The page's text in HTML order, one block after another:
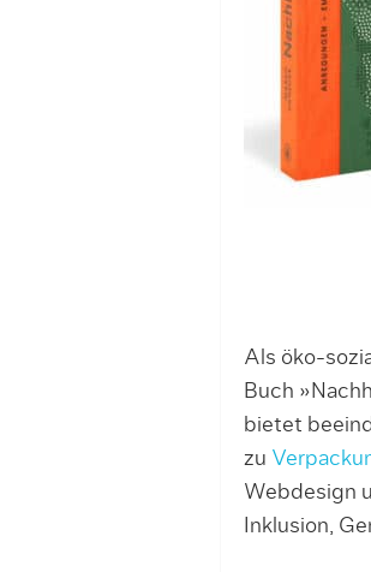
Als öko-
Buch
bietet
zu
Webdesign
Inklusion,